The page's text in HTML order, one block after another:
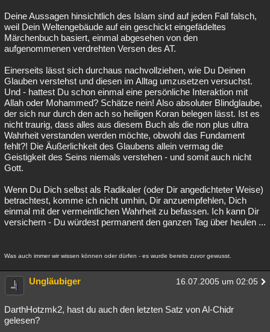
Deine Aussagen hinsichtlich des Islam sind auf jeden Fall falsch,
weil Dein Weltengebäude auf ein geschickt eingefädeltes
Märchenbuch basiert, einmal abgesehen von den
aufgenommenen verdrehten Versen des AT.
Einerseits lässt sich durchaus nachvollziehen, wie Du Deinen
Glauben verstehst und diesen im Alltag umzusetzen versuchst.
Und - hattest Du schon einmal eine persönliche Interaktion mit
Allah oder Mohammed? Schätze nein! Also absoluter Blindglaube,
der sich nur durch den ach so heiligen Koran belegen lässt. Ist es
nicht traurig, dass alles aus diesem Buch als die non plus ultra
Wahrheit verstanden werden möchte, obwohl das Fundament
fehlt?! Die Äußerlichkeit des Glaubens allein vermag die
Geistigkeit des Seins niemals verstehen - und somit auch nicht
Gott.
Wenn Du Dich selbst als Radikaler (oder Dir angedichteter Weise)
betrachtest, komme ich nicht umhin, Dir anzuempfehlen, Dich
einmal mit der vermeintlichen Wahrheit zu befassen. Ich kann Dir
versichern - Du würdest permanent den ganzen Tag über heulen ...
Was auch immer wir wissen können oder dürfen - es wurde bereits zuvor gewusst.
Ungläubiger 16.07.2005 um 02:05
DarthHotzmk2, hast du auch den letzten Satz von Al-Chidr
gelesen?